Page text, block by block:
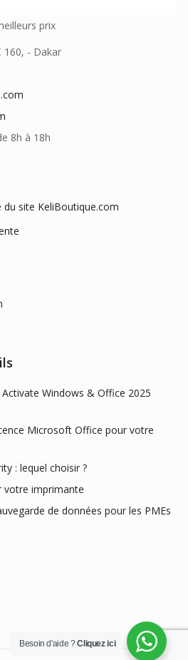
prix
160, - Dakar
8h à 18h
site KeliBoutique.com
Windows & Office 2025
Microsoft Office pour votre
: lequel choisir ?
votre imprimante
de données pour les PMEs
Besoin d'aide ?Cliquez ici